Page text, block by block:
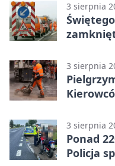
3 sierpnia
3 sierpnia
3 sierpnia
Ponad
Policja